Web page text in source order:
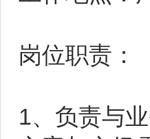
岗位职责：
1、负责与